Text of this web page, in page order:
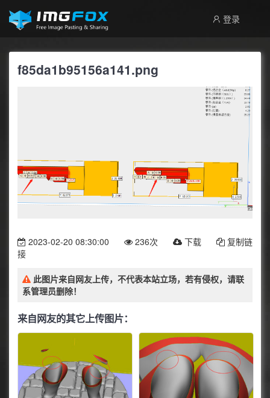
登录
f85da1b95156a141.png
2023-02-20 08:30:00 236次 下载
复制链
接
此图片来自网友上传，不代表本站立场，若有侵权，请联
系管理员删除！
来自网友的其它上传图片：